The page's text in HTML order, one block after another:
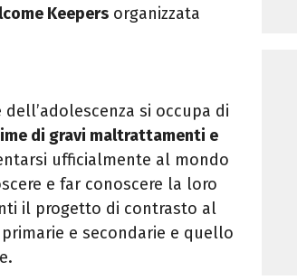
Keepers organizzata
dell’adolescenza si occupa di
di gravi maltrattamenti e
ufficialmente al mondo
e far conoscere la loro
il progetto di contrasto al
e secondarie e quello